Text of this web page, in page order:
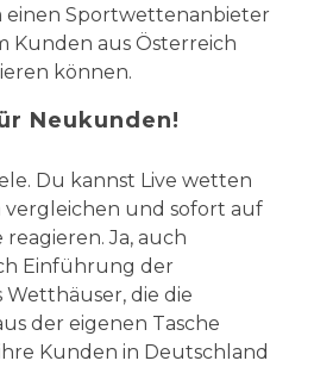
einen Sportwettenanbieter
Kunden aus Österreich
können.
Neukunden!
Du kannst Live wetten
und sofort auf
Ja, auch
Einführung der
die die
der eigenen Tasche
Kunden in Deutschland